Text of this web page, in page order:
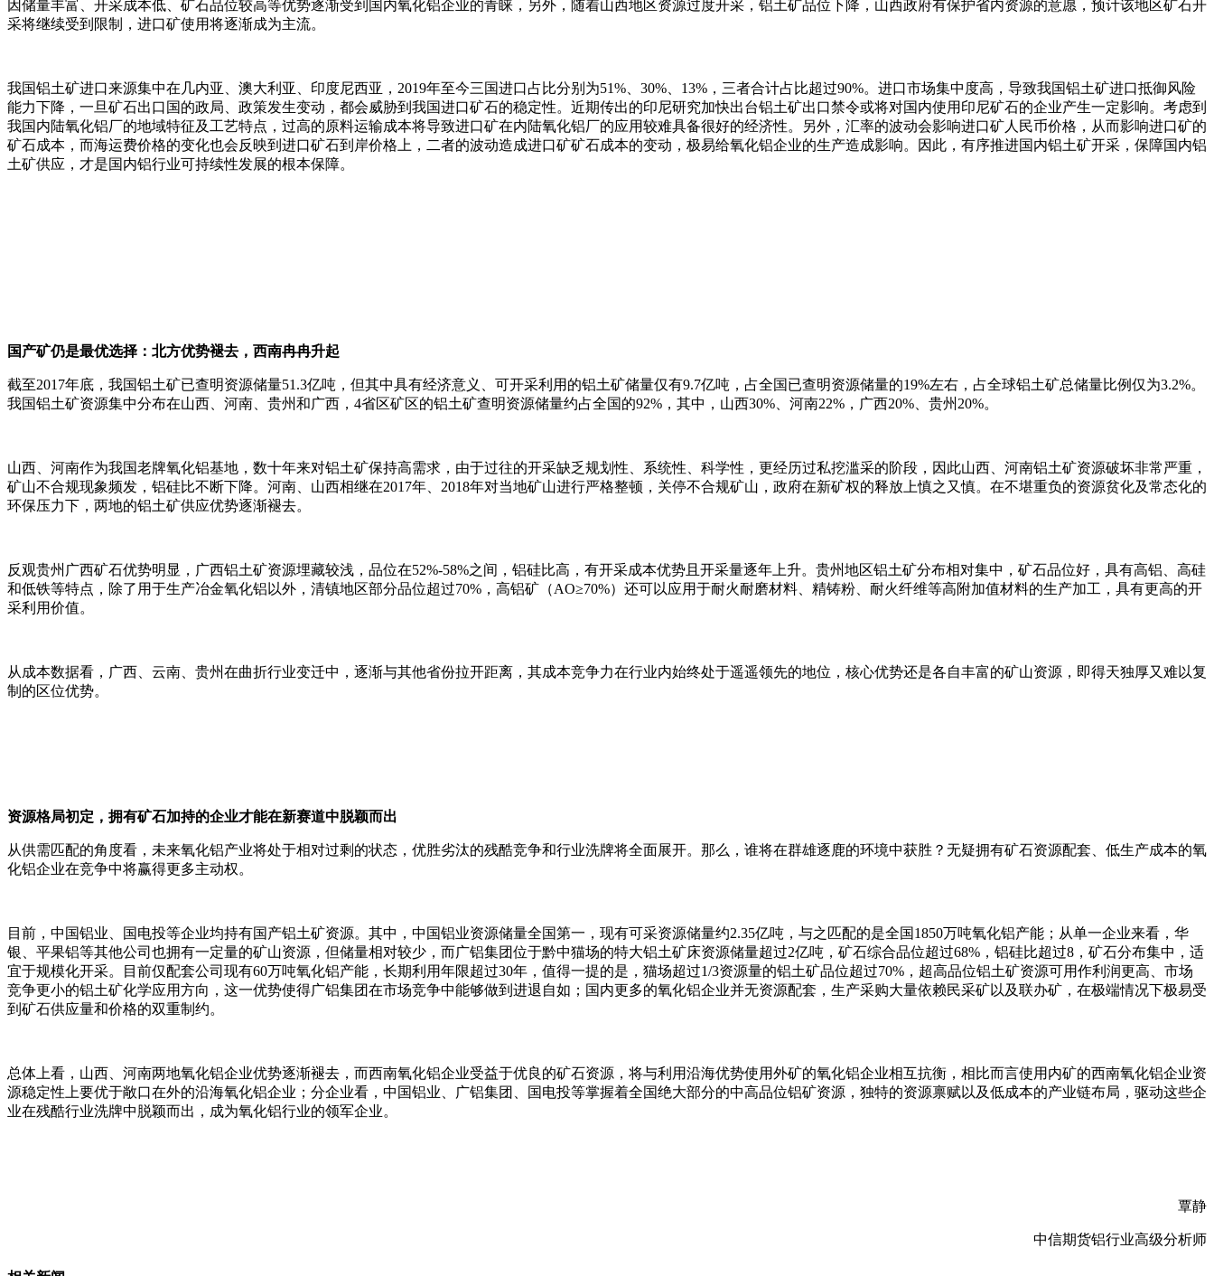
因储量丰富、开采成本低、矿石品位较高等优势逐渐受到国内氧化铝企业的青睐，另外，随着山西地区资源过度开采，铝土矿品位下降，山西政府有保护省内资源的意愿，预计该地区矿石开
采将继续受到限制，进口矿使用将逐渐成为主流。
我国铝土矿进口来源集中在几内亚、澳大利亚、印度尼西亚，2019年至今三国进口占比分别为51%、30%、13%，三者合计占比超过90%。进口市场集中度高，导致我国铝土矿进口抵御风险
能力下降，一旦矿石出口国的政局、政策发生变动，都会威胁到我国进口矿石的稳定性。近期传出的印尼研究加快出台铝土矿出口禁令或将对国内使用印尼矿石的企业产生一定影响。考虑到
我国内陆氧化铝厂的地域特征及工艺特点，过高的原料运输成本将导致进口矿在内陆氧化铝厂的应用较难具备很好的经济性。另外，汇率的波动会影响进口矿人民币价格，从而影响进口矿的
矿石成本，而海运费价格的变化也会反映到进口矿石到岸价格上，二者的波动造成进口矿矿石成本的变动，极易给氧化铝企业的生产造成影响。因此，有序推进国内铝土矿开采，保障国内铝
土矿供应，才是国内铝行业可持续性发展的根本保障。
国产矿仍是最优选择：北方优势褪去，西南冉冉升起
截至2017年底，我国铝土矿已查明资源储量51.3亿吨，但其中具有经济意义、可开采利用的铝土矿储量仅有9.7亿吨，占全国已查明资源储量的19%左右，占全球铝土矿总储量比例仅为3.2%。
我国铝土矿资源集中分布在山西、河南、贵州和广西，4省区矿区的铝土矿查明资源储量约占全国的92%，其中，山西30%、河南22%，广西20%、贵州20%。
山西、河南作为我国老牌氧化铝基地，数十年来对铝土矿保持高需求，由于过往的开采缺乏规划性、系统性、科学性，更经历过私挖滥采的阶段，因此山西、河南铝土矿资源破坏非常严重，
矿山不合规现象频发，铝硅比不断下降。河南、山西相继在2017年、2018年对当地矿山进行严格整顿，关停不合规矿山，政府在新矿权的释放上慎之又慎。在不堪重负的资源贫化及常态化的
环保压力下，两地的铝土矿供应优势逐渐褪去。
反观贵州广西矿石优势明显，广西铝土矿资源埋藏较浅，品位在52%-58%之间，铝硅比高，有开采成本优势且开采量逐年上升。贵州地区铝土矿分布相对集中，矿石品位好，具有高铝、高硅
和低铁等特点，除了用于生产冶金氧化铝以外，清镇地区部分品位超过70%，高铝矿（AO≥70%）还可以应用于耐火耐磨材料、精铸粉、耐火纤维等高附加值材料的生产加工，具有更高的开
采利用价值。
从成本数据看，广西、云南、贵州在曲折行业变迁中，逐渐与其他省份拉开距离，其成本竞争力在行业内始终处于遥遥领先的地位，核心优势还是各自丰富的矿山资源，即得天独厚又难以复
制的区位优势。
资源格局初定，拥有矿石加持的企业才能在新赛道中脱颖而出
从供需匹配的角度看，未来氧化铝产业将处于相对过剩的状态，优胜劣汰的残酷竞争和行业洗牌将全面展开。那么，谁将在群雄逐鹿的环境中获胜？无疑拥有矿石资源配套、低生产成本的氧
化铝企业在竞争中将赢得更多主动权。
目前，中国铝业、国电投等企业均持有国产铝土矿资源。其中，中国铝业资源储量全国第一，现有可采资源储量约2.35亿吨，与之匹配的是全国1850万吨氧化铝产能；从单一企业来看，华
银、平果铝等其他公司也拥有一定量的矿山资源，但储量相对较少，而广铝集团位于黔中猫场的特大铝土矿床资源储量超过2亿吨，矿石综合品位超过68%，铝硅比超过8，矿石分布集中，适
宜于规模化开采。目前仅配套公司现有60万吨氧化铝产能，长期利用年限超过30年，值得一提的是，猫场超过1/3资源量的铝土矿品位超过70%，超高品位铝土矿资源可用作利润更高、市场
竞争更小的铝土矿化学应用方向，这一优势使得广铝集团在市场竞争中能够做到进退自如；国内更多的氧化铝企业并无资源配套，生产采购大量依赖民采矿以及联办矿，在极端情况下极易受
到矿石供应量和价格的双重制约。
总体上看，山西、河南两地氧化铝企业优势逐渐褪去，而西南氧化铝企业受益于优良的矿石资源，将与利用沿海优势使用外矿的氧化铝企业相互抗衡，相比而言使用内矿的西南氧化铝企业资
源稳定性上要优于敞口在外的沿海氧化铝企业；分企业看，中国铝业、广铝集团、国电投等掌握着全国绝大部分的中高品位铝矿资源，独特的资源禀赋以及低成本的产业链布局，驱动这些企
业在残酷行业洗牌中脱颖而出，成为氧化铝行业的领军企业。
覃静
中信期货铝行业高级分析师